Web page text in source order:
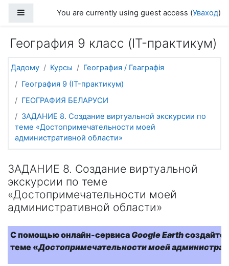
Side panelYou are currently using guest access (Уваход)
География 9 класс (IT-практикум)
Дадому Курсы
География / Геаграфія
География 9 (IT-практикум)
ГЕОГРАФИЯ БЕЛАРУСИ
ЗАДАНИЕ 8. Создание виртуальной экскурсии по
теме «Достопримечательности моей
административной области»
ЗАДАНИЕ 8. Создание виртуальной
экскурсии по теме
«Достопримечательности моей
административной области»
С помощью онлайн-сервиса Google Earthсоздайте
теме «Достопримечательности моей